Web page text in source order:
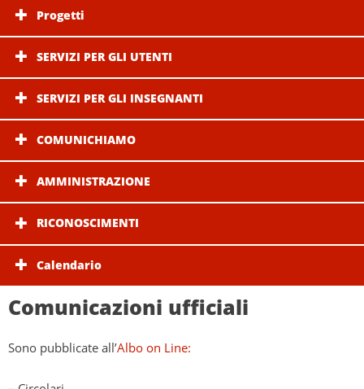
Progetti
SERVIZI PER GLI UTENTI
SERVIZI PER GLI INSEGNANTI
COMUNICHIAMO
AMMINISTRAZIONE
RICONOSCIMENTI
Calendario
Comunicazioni ufficiali
Sono pubblicate all’Albo on Line: